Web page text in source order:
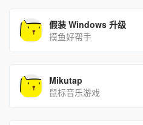
假装 Windows 升级
摸鱼好帮手
Mikutap
鼠标音乐游戏